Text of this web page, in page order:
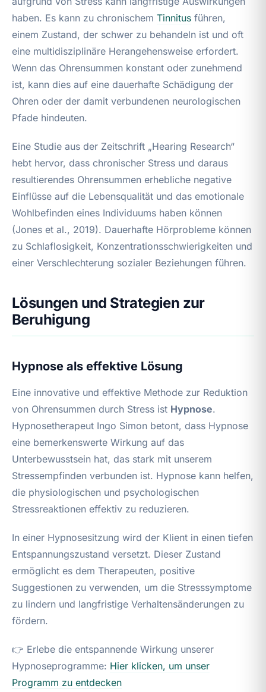
haben. Es kann zu chronischem Tinnitus führen,
einem Zustand, der schwer zu behandeln ist und oft
eine multidisziplinäre Herangehensweise erfordert.
Wenn das Ohrensummen konstant oder zunehmend
ist, kann dies auf eine dauerhafte Schädigung der
Ohren oder der damit verbundenen neurologischen
Pfade hindeuten.
Eine Studie aus der Zeitschrift „Hearing Research“
hebt hervor, dass chronischer Stress und daraus
resultierendes Ohrensummen erhebliche negative
Einflüsse auf die Lebensqualität und das emotionale
Wohlbefinden eines Individuums haben können
(Jones et al., 2019). Dauerhafte Hörprobleme können
zu Schlaflosigkeit, Konzentrationsschwierigkeiten und
einer Verschlechterung sozialer Beziehungen führen.
Lösungen und Strategien zur
Beruhigung
Hypnose als effektive Lösung
Eine innovative und effektive Methode zur Reduktion
von Ohrensummen durch Stress ist Hypnose.
Hypnosetherapeut Ingo Simon betont, dass Hypnose
eine bemerkenswerte Wirkung auf das
Unterbewusstsein hat, das stark mit unserem
Stressempfinden verbunden ist. Hypnose kann helfen,
die physiologischen und psychologischen
Stressreaktionen effektiv zu reduzieren.
In einer Hypnosesitzung wird der Klient in einen tiefen
Entspannungszustand versetzt. Dieser Zustand
ermöglicht es dem Therapeuten, positive
Suggestionen zu verwenden, um die Stresssymptome
zu lindern und langfristige Verhaltensänderungen zu
fördern.
👉 Erlebe die entspannende Wirkung unserer
Hypnoseprogramme: Hier klicken, um unser
Programm zu entdecken